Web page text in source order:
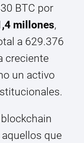
BTC por
millones,
a 629.376
creciente
un activo
que